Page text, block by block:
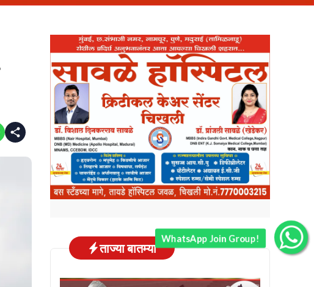
ताज्या बातम्या
WhatsApp Join Group!